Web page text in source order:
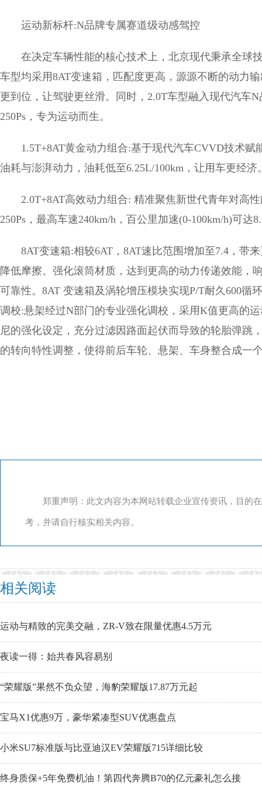
运动新标杆:N品牌专属赛道级动感驾控
在决定车辆性能的核心技术上，北京现代秉承全球
车型均采用8AT变速箱，匹配度更高，源源不断的动力
更到位，让驾驶更丝滑。同时，2.0T车型融入现代汽车
250Ps，专为运动而生。
1.5T+8AT黄金动力组合:基于现代汽车CVVD技术
油耗与澎湃动力，油耗低至6.25L/100km，让用车更经济
2.0T+8AT高效动力组合: 精准聚焦新世代青年对高
250Ps，最高车速240km/h，百公里加速(0-100km/h)可达
8AT变速箱:相较6AT，8AT速比范围增加至7.4，带
降低摩擦。强化滚筒材质，达到更高的动力传递效能，
可靠性。8AT 变速箱及涡轮增压模块实现P/T耐久600循
调校:悬架经过N部门的专业强化调校，采用K值更高的
尼的强化设定，充分过滤因路面起伏而导致的轮胎弹跳
的转向特性调整，使得前后车轮、悬架、车身整合成一
郑重声明：此文内容为本网站转载企业宣传资讯，目的
考，并请自行核实相关内容。
相关阅读
运动与精致的完美交融，ZR-V致在限量优惠4.5万元
夜读一得：始共春风容易别
“荣耀版”果然不负众望，海豹荣耀版17.87万元起
宝马X1优惠9万，豪华紧凑型SUV优惠盘点
小米SU7标准版与比亚迪汉EV荣耀版715详细比较
终身质保+5年免费机油！第四代奔腾B70的亿元豪礼怎么接